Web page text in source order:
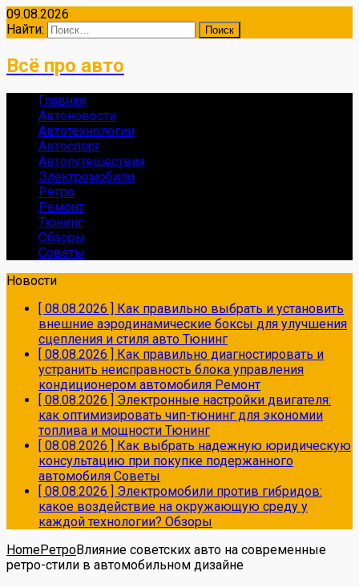
09.08.2026
Найти:
Всё про авто
Главная
Автоновости
Автотехнологии
Автоспорт
Автопутешествия
Электромобили
Ретро
Ремонт
Тюнинг
Обзоры
Советы
Новости
[ 08.08.2026 ] Как правильно выбрать и установить
внешние аэродинамические боксы для улучшения
сцепления и стиля авто Тюнинг
[ 08.08.2026 ] Как правильно диагностировать и
устранить неисправность блока управления
кондиционером автомобиля Ремонт
[ 08.08.2026 ] Электронные настройки двигателя:
как оптимизировать чип-тюнинг для экономии
топлива и мощности Тюнинг
[ 08.08.2026 ] Как выбрать надежную юридическую
консультацию при покупке подержанного
автомобиля Советы
[ 08.08.2026 ] Электромобили против гибридов:
какое воздействие на окружающую среду у
каждой технологии? Обзоры
HomeРетроВлияние советских авто на современные
ретро-стили в автомобильном дизайне